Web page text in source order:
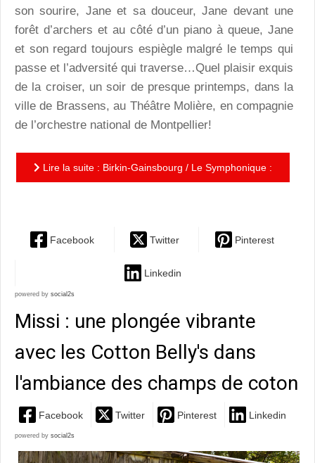
son sourire, Jane et sa douceur, Jane devant une
forêt d’archers et au côté d’un piano à queue, Jane
et son regard toujours espiègle malgré le temps qui
passe et l’adversité qui traverse…Quel plaisir exquis
de la croiser, un soir de presque printemps, dans la
ville de Brassens, au Théâtre Molière, en compagnie
de l’orchestre national de Montpellier!
Lire la suite : Birkin-Gainsbourg / Le Symphonique :
Facebook Twitter Pinterest
Linkedin
powered by social2s
Missi : une plongée vibrante
avec les Cotton Belly's dans
l'ambiance des champs de coton
Facebook Twitter Pinterest Linkedin
powered by social2s